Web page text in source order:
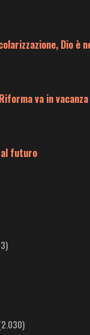
Dio è
va in vacanza
futuro